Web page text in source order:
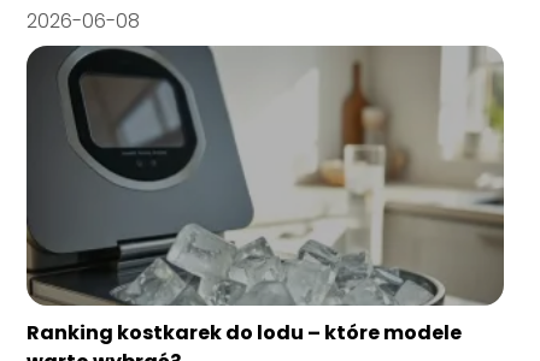
2026-06-08
Ranking kostkarek do lodu – które modele